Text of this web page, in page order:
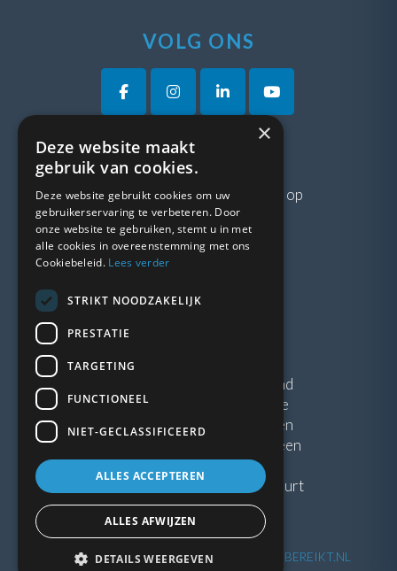
VOLG ONS
VRAGEN?
Neem gerustcontactmet ons op
LINKS
Blogs
Algemene voorwaarden
Kunststof Kozijnen Friesland
Kunststof kozijnen Drenthe
Kunststof Kozijnen Drachten
Kunststof Kozijnen Hoogeveen
Kunststof kozijnen in jouw buurt
2026| Website ontwikkeling door WEBSITEBEREIKT.NL
×
Deze website maakt
gebruik van cookies.
Deze website gebruikt cookies om uw
gebruikerservaring te verbeteren. Door
onze website te gebruiken, stemt u in met
alle cookies in overeenstemming met ons
Cookiebeleid. Lees verder
STRIKT NOODZAKELIJK
PRESTATIE
TARGETING
FUNCTIONEEL
NIET-GECLASSIFICEERD
ALLES ACCEPTEREN
ALLES AFWIJZEN
DETAILS WEERGEVEN